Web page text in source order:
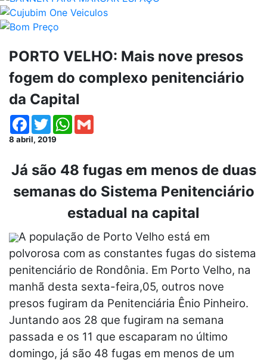
PORTO VELHO: Mais nove presos
fogem do complexo penitenciário
da Capital
Facebook
TwitterWhatsApp
8 abril, 2019
Já são 48 fugas em menos de duas
semanas do Sistema Penitenciário
estadual na capital
A população de Porto Velho está em
polvorosa com as constantes fugas do sistema
penitenciário de Rondônia. Em Porto Velho, na
manhã desta sexta-feira,05, outros nove
presos fugiram da Penitenciária Ênio Pinheiro.
Juntando aos 28 que fugiram na semana
passada e os 11 que escaparam no último
domingo, já são 48 fugas em menos de um